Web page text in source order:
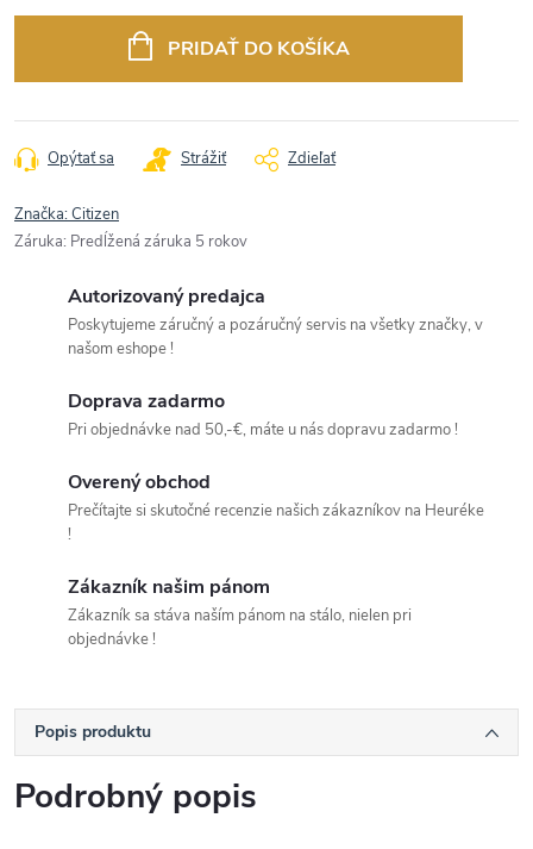
PRIDAŤ DO KOŠÍKA
Opýtať sa Strážiť Zdieľať
Značka:Citizen
Záruka: Predĺžená záruka 5 rokov
Autorizovaný predajca
Poskytujeme záručný a pozáručný servis na všetky značky, v
našom eshope !
Doprava zadarmo
Pri objednávke nad 50,-€, máte u nás dopravu zadarmo !
Overený obchod
Prečítajte si skutočné recenzie našich zákazníkov na Heuréke
!
Zákazník našim pánom
Zákazník sa stáva naším pánom na stálo, nielen pri
objednávke !
Popis produktu
Podrobný popis